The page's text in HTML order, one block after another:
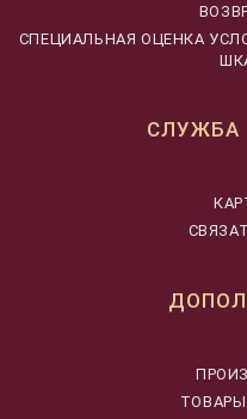
CПЕЦИАЛЬНАЯ ОЦЕНКА
СЛУЖБА